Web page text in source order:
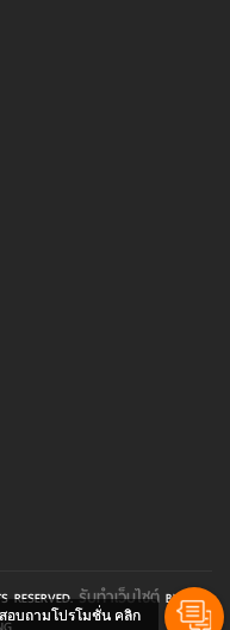
RESERVED.รับทำเว็บไซต์BY
สอบถามโปรโมชั่น คลิก